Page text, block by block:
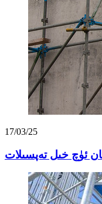
17/03/25